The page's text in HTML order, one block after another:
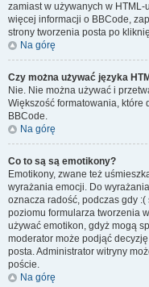
zamiast w używanych w HTML-
więcej informacji o BBCode,
strony tworzenia posta po
Na górę
Czy można używać języka
Nie. Nie można używać i
Większość formatowania, które
BBCode.
Na górę
Co to są są emotikony?
Emotikony, zwane też
wyrażania emocji. Do
oznacza radość, podczas gdy
poziomu formularza tworzenia
używać emotikon, gdyż mogą
moderator może podjąć
posta. Administrator witryny
poście.
Na górę